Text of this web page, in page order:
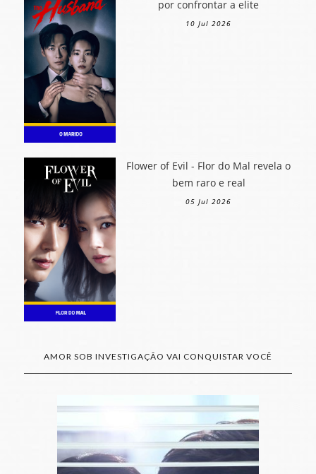
por confrontar a elite
10 Jul 2026
Flower of Evil - Flor do Mal revela o
bem raro e real
05 Jul 2026
AMOR SOB INVESTIGAÇÃO VAI CONQUISTAR VOCÊ